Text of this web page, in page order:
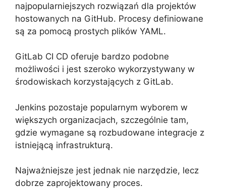
najpopularniejszych rozwiązań dla projektów
hostowanych na GitHub. Procesy definiowane
są za pomocą prostych plików YAML.
GitLab CI CD oferuje bardzo podobne
możliwości i jest szeroko wykorzystywany w
środowiskach korzystających z GitLab.
Jenkins pozostaje popularnym wyborem w
większych organizacjach, szczególnie tam,
gdzie wymagane są rozbudowane integracje z
istniejącą infrastrukturą.
Najważniejsze jest jednak nie narzędzie, lecz
dobrze zaprojektowany proces.